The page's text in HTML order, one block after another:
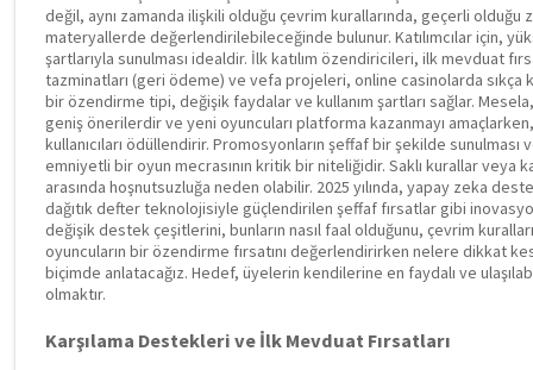
değil, aynı zamanda ilişkili olduğu çevrim kurallarında, geçerli olduğu
materyallerde değerlendirilebileceğinde bulunur. Katılımcılar için,
şartlarıyla sunulması idealdir. İlk katılım özendiricileri, ilk mevduat
tazminatları (geri ödeme) ve vefa projeleri, online casinolarda sıkça
bir özendirme tipi, değişik faydalar ve kullanım şartları sağlar.
geniş önerilerdir ve yeni oyuncuları platforma kazanmayı
kullanıcıları ödüllendirir. Promosyonların şeffaf bir şekilde sunulması
emniyetli bir oyun mecrasının kritik bir niteliğidir. Saklı kurallar veya
arasında hoşnutsuzluğa neden olabilir. 2025 yılında, yapay zeka
dağıtık defter teknolojisiyle güçlendirilen şeffaf fırsatlar gibi
değişik destek çeşitlerini, bunların nasıl faal olduğunu, çevrim
oyuncuların bir özendirme fırsatını değerlendirirken nelere dikkat
biçimde anlatacağız. Hedef, üyelerin kendilerine en faydalı ve
olmaktır.
Karşılama Destekleri ve İlk Mevduat Fırsatları